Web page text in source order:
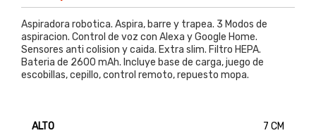
Aspiradora robotica. Aspira, barre y trapea. 3 Modos de
aspiracion. Control de voz con Alexa y Google Home.
Sensores anti colision y caida. Extra slim. Filtro HEPA.
Bateria de 2600 mAh. Incluye base de carga, juego de
escobillas, cepillo, control remoto, repuesto mopa.
ALTO 7 CM